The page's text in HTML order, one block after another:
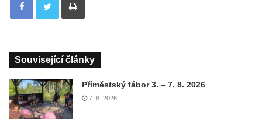
Související články
Příměstský tábor 3. – 7. 8. 2026
7. 8. 2026